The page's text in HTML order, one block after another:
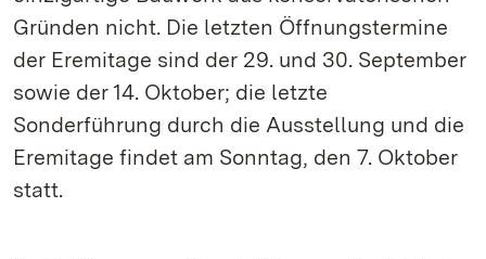
Gründen nicht. Die letzten Öffnungstermine
der Eremitage sind der 29. und 30. September
sowie der 14. Oktober; die letzte
Sonderführung durch die Ausstellung und die
Eremitage findet am Sonntag, den 7. Oktober
statt.